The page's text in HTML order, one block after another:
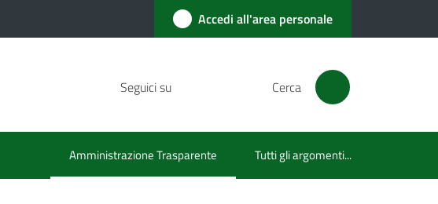
Accedi all'area personale
Seguici su Cerca
Amministrazione Trasparente
Menu selezionato Tutti gli argomenti...